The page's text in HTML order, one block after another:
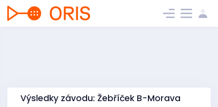
Výsledky závodu: Žebříček B-Morava